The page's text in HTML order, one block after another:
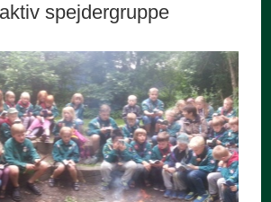
spejdergruppe